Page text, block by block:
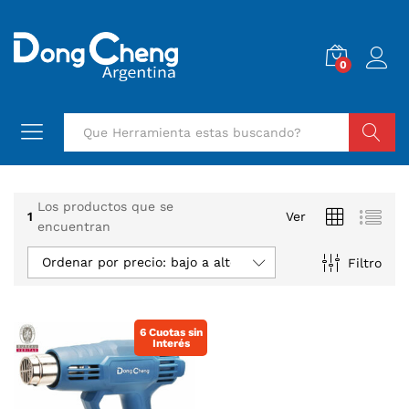
0
1
Los productos que se
encuentran
Ver
Filtro
Ordenar por precio: bajo a alto
6 Cuotas sin
Interés